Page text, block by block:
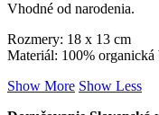
Vhodné od narodenia.
Rozmery: 18 x 13 cm
Materiál: 100% organická
Show More Show Less